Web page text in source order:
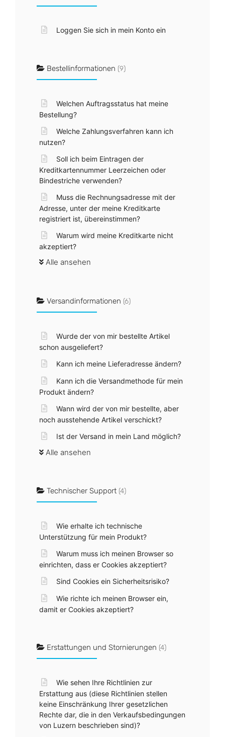
Loggen Sie sich in mein Konto ein
Bestellinformationen (9)
Welchen Auftragsstatus hat meine
Bestellung?
Welche Zahlungsverfahren kann ich
nutzen?
Soll ich beim Eintragen der
Kreditkartennummer Leerzeichen oder
Bindestriche verwenden?
Muss die Rechnungsadresse mit der
Adresse, unter der meine Kreditkarte
registriert ist, übereinstimmen?
Warum wird meine Kreditkarte nicht
akzeptiert?
Alle ansehen
Versandinformationen (6)
Wurde der von mir bestellte Artikel
schon ausgeliefert?
Kann ich meine Lieferadresse ändern?
Kann ich die Versandmethode für mein
Produkt ändern?
Wann wird der von mir bestellte, aber
noch ausstehende Artikel verschickt?
Ist der Versand in mein Land möglich?
Alle ansehen
Technischer Support (4)
Wie erhalte ich technische
Unterstützung für mein Produkt?
Warum muss ich meinen Browser so
einrichten, dass er Cookies akzeptiert?
Sind Cookies ein Sicherheitsrisiko?
Wie richte ich meinen Browser ein,
damit er Cookies akzeptiert?
Erstattungen und Stornierungen (4)
Wie sehen Ihre Richtlinien zur
Erstattung aus (diese Richtlinien stellen
keine Einschränkung Ihrer gesetzlichen
Rechte dar, die in den Verkaufsbedingungen
von Luzern beschrieben sind)?